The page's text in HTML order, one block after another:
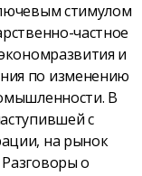
стимулом
частное
и
по изменению
В
с
на рынок
о